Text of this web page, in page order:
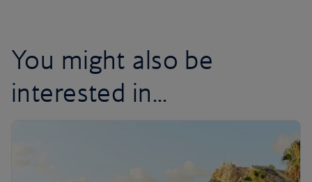
You might also be
interested in...